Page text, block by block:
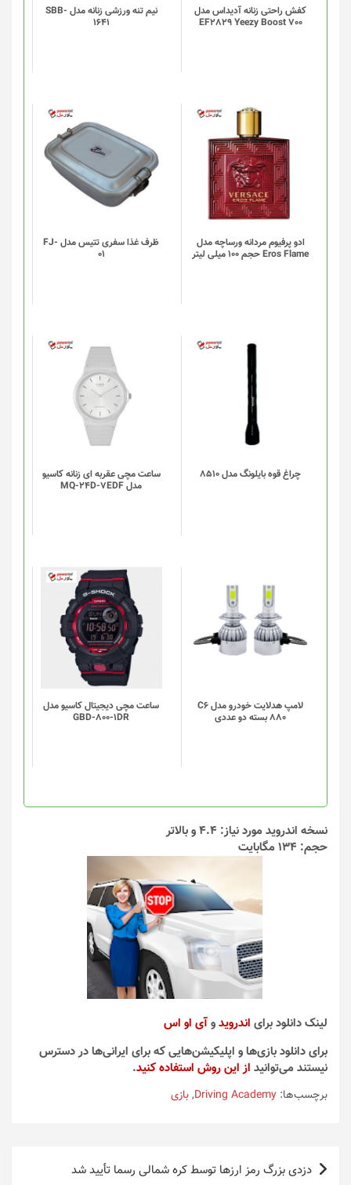
کفش راحتی زنانه آدیداس مدل
EF2829 Yeezy Boost 700
نیم تنه ورزشی زنانه مدل SBB-
1641
گزینه
ها
محصول
انتخاب
شوند
ادو پرفیوم مردانه ورساچه مدل
Eros Flame حجم 100 میلی لیتر
ظرف غذا سفری تتیس مدل FJ-
01
چراغ قوه بایلونگ مدل 8510
ساعت مچی عقربه ای زنانه کاسیو
مدل MQ-24D-7EDF
لامپ هدلایت خودرو مدل C6
880 بسته دو عددی
ساعت مچی دیجیتال کاسیو مدل
GBD-800-1DR
نسخه اندروید مورد نیاز: 4.4 و بالاتر
حجم: 134 مگابایت
لینک دانلود برای اندرویدوآی او اس
برای دانلود بازی‌ها و اپلیکیشن‌هایی که برای ایرانی‌ها در دسترس
نیستند می‌توانید از این روش استفاده کنید.
برچسب‌ها: Driving Academy
,بازی
راهبریدزدی بزرگ رمز ارزها توسط کره شمالی رسما تأیید شد